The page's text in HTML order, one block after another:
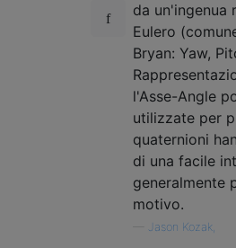
da un'ingenua
Eulero
Bryan: Yaw,
l'Asse-Angle
utilizzate per
quaternioni
di una facile
generalmente
motivo.
Jason Kozak,